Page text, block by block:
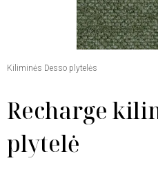
Kiliminės Desso plytelės
Recharge
plytelė